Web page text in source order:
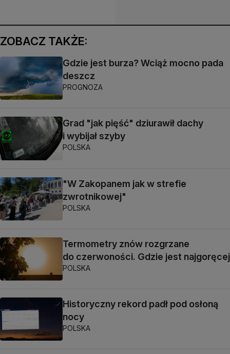
ZOBACZ TAKŻE:
Gdzie jest burza? Wciąż mocno pada
deszcz
PROGNOZA
Grad "jak pięść" dziurawił dachy
i wybijał szyby
POLSKA
"W Zakopanem jak w strefie
zwrotnikowej"
POLSKA
Termometry znów rozgrzane
do czerwoności. Gdzie jest najgoręcej
POLSKA
Historyczny rekord padł pod osłoną
nocy
POLSKA